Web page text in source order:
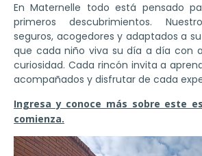
En Maternelle todo está pensado
primeros descubrimientos.
seguros, acogedores y adaptados a
que cada niño viva su día a día con
curiosidad. Cada rincón invita a
acompañados y disfrutar de cada
Ingresa y conoce más sobre este
comienza.